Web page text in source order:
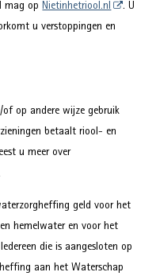
mag opNietinhetriool.nl
. U
u verstoppingen en
of op andere wijze gebruik
betaalt riool- en
u meer over
geld voor het
hemelwater en voor het
die is aangesloten op
aan het Waterschap